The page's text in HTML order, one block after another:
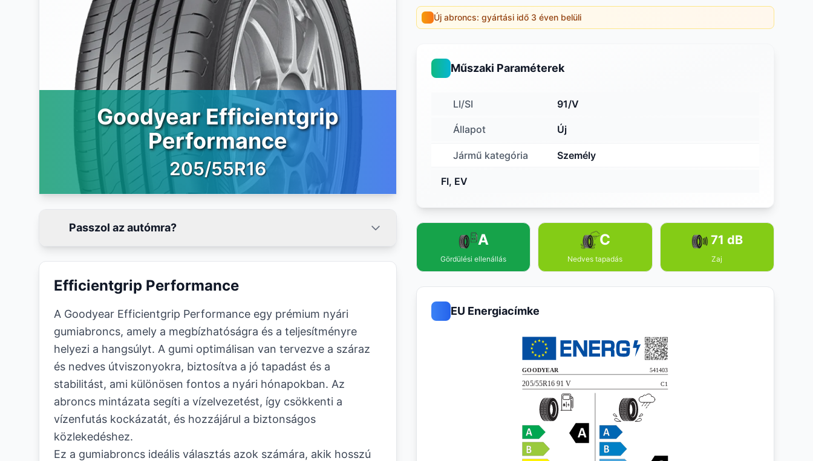
Goodyear Efficientgrip
Performance
205/55R16
Passzol az autómra?
Efficientgrip Performance
A Goodyear Efficientgrip Performance egy prémium nyári
gumiabroncs, amely a megbízhatóságra és a teljesítményre
helyezi a hangsúlyt. A gumi optimálisan van tervezve a száraz
és nedves útviszonyokra, biztosítva a jó tapadást és a
stabilitást, ami különösen fontos a nyári hónapokban. Az
abroncs mintázata segíti a vízelvezetést, így csökkenti a
vízenfutás kockázatát, és hozzájárul a biztonságos
közlekedéshez.
Ez a gumiabroncs ideális választás azok számára, akik hosszú
Új abroncs: gyártási idő 3 éven belüli
Műszaki Paraméterek
LI/SI 91/V
Állapot Új
Jármű kategória Személy
FI, EV
A
Gördülési ellenállás
C
Nedves tapadás
71 dB
Zaj
EU Energiacímke